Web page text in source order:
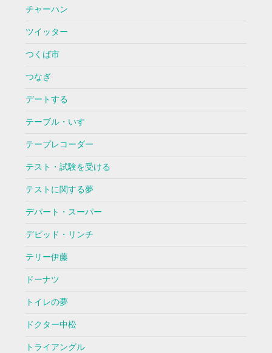
チャーハン
ツイッター
つくば市
つなぎ
デートする
テーブル・いす
テープレコーダー
テスト・試験を受ける
テストに関する夢
デパート・スーパー
デビッド・リンチ
テリー伊藤
ドーナツ
トイレの夢
ドクター中松
トライアングル